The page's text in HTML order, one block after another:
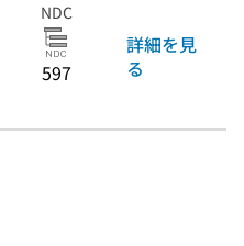
NDC
597
詳細を見
る